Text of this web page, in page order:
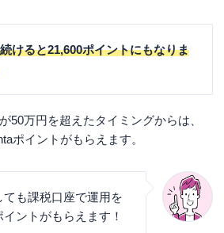
けると21,600ポイントにもなりま
50万円を超えたタイミングからは、
ポイントがもらえます。
も課税口座で運用を
ントがもらえます！